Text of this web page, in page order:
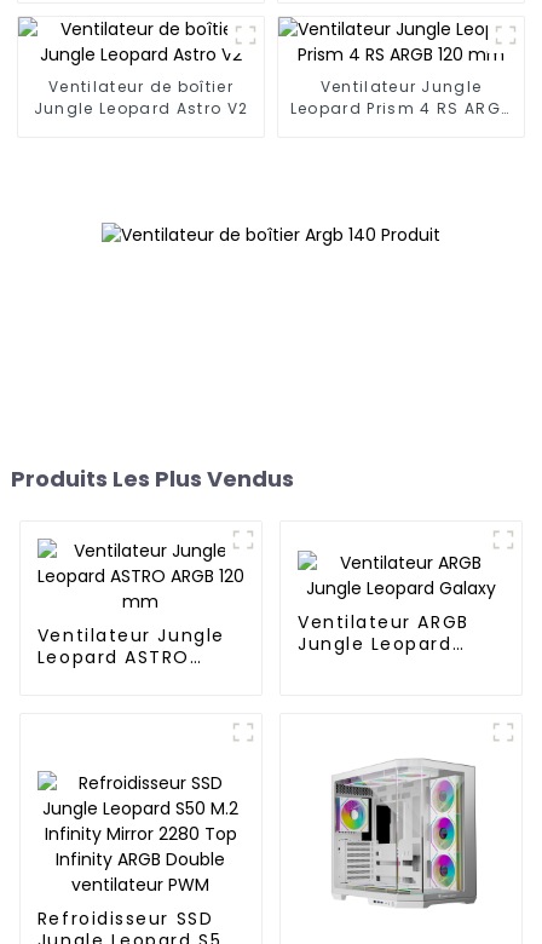
Ventilateur de boîtier
Jungle Leopard Astro V2
Ventilateur Jungle
Leopard Prism 4 RS ARGB
Produits Les Plus Vendus
Ventilateur Jungle
Leopard ASTRO
Ventilateur ARGB
Jungle Leopard
Refroidisseur SSD